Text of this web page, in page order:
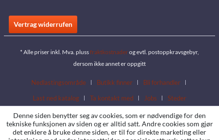
Vertrag widerrufen
* Alle priser inkl. Mva. plussfraktkostnaderog evtl. postoppkravsgebyr,
dersom ikke annet er oppgitt
Nedlastingsområde Butikk finner
Bli forhandler
Last ned katalog
Ta kontakt med Jobs Steder
Denne siden benytter seg av cookies, som er nødvendige for den
tekniske funksjonen av siden og er alltid satt. Andre cookies som gjør
det enklere å bruke denne siden, er til for direkte marketing eller